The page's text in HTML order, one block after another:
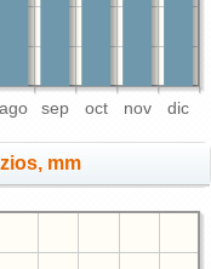
ago sep oct nov dic
mm